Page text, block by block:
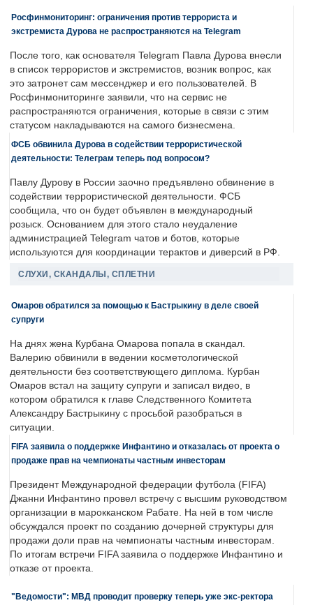
Росфинмониторинг: ограничения против террориста и
экстремиста Дурова не распространяются на Telegram
После того, как основателя Telegram Павла Дурова внесли
в список террористов и экстремистов, возник вопрос, как
это затронет сам мессенджер и его пользователей. В
Росфинмониторинге заявили, что на сервис не
распространяются ограничения, которые в связи с этим
статусом накладываются на самого бизнесмена.
ФСБ обвинила Дурова в содействии террористической
деятельности: Телеграм теперь под вопросом?
Павлу Дурову в России заочно предъявлено обвинение в
содействии террористической деятельности. ФСБ
сообщила, что он будет объявлен в международный
розыск. Основанием для этого стало неудаление
администрацией Telegram чатов и ботов, которые
используются для координации терактов и диверсий в РФ.
СЛУХИ, СКАНДАЛЫ, СПЛЕТНИ
Омаров обратился за помощью к Бастрыкину в деле своей
супруги
На днях жена Курбана Омарова попала в скандал.
Валерию обвинили в ведении косметологической
деятельности без соответствующего диплома. Курбан
Омаров встал на защиту супруги и записал видео, в
котором обратился к главе Следственного Комитета
Александру Бастрыкину с просьбой разобраться в
ситуации.
FIFA заявила о поддержке Инфантино и отказалась от проекта о
продаже прав на чемпионаты частным инвесторам
Президент Международной федерации футбола (FIFA)
Джанни Инфантино провел встречу с высшим руководством
организации в марокканском Рабате. На ней в том числе
обсуждался проект по созданию дочерней структуры для
продажи доли прав на чемпионаты частным инвесторам.
По итогам встречи FIFA заявила о поддержке Инфантино и
отказе от проекта.
"Ведомости": МВД проводит проверку теперь уже экс-ректора